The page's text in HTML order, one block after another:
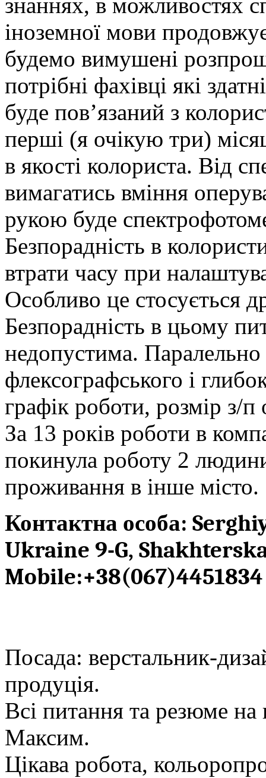
знаннях, в можливостях
іноземної мови
будемо вимушені
потрібні фахівці які
буде пов’язаний з
перші (я очікую три)
в якості колориста. Від
вимагатись вміння
рукою буде
Безпорадність в
втрати часу при
Особливо це стосується
Безпорадність в цьому
недопустима. Паралельно
флексографського і
графік роботи, розмір з/п
За 13 років роботи в
покинула роботу 2
проживання в інше місто.
Контактна особа:
Ukraine 9-G,
Mobile:+38(067)4451834
Посада: верстальник-
продуція.
Всі питання та резюме
Максим.
Цікава робота,